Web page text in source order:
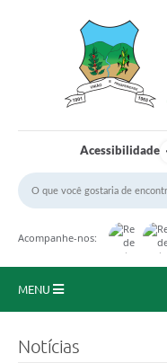
Acessibilidade
Acompanhe-nos:
MENU
Notícias